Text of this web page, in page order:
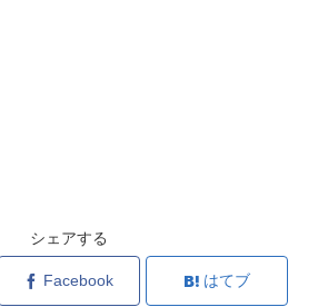
シェアする
Facebook はてブ